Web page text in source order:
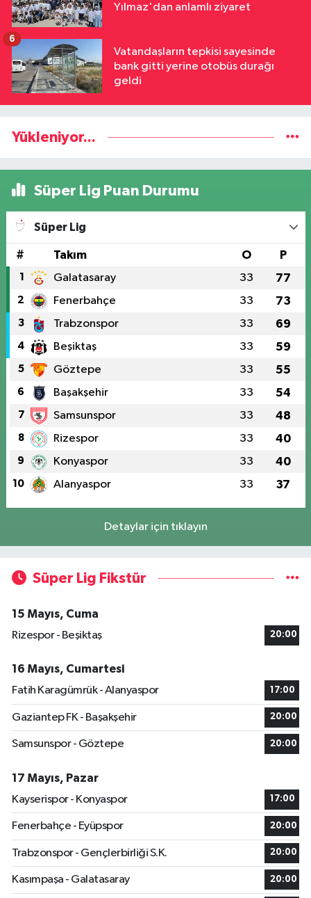
Yılmaz'dan anlamlı ziyaret
Vatandaşların tepkisi sayesinde
bank gitti yerine otobüs durağı
geldi
6
Yükleniyor...
Süper Lig Puan Durumu
Süper Lig
# Takım O P
1 Galatasaray 33 77
2 Fenerbahçe 33 73
3 Trabzonspor 33 69
4 Beşiktaş 33 59
5 Göztepe 33 55
6 Başakşehir 33 54
7 Samsunspor 33 48
8 Rizespor 33 40
9 Konyaspor 33 40
10 Alanyaspor 33 37
Detaylar için tıklayın
Süper Lig Fikstür
15 Mayıs, Cuma
Rizespor - Beşiktaş
20:00
16 Mayıs, Cumartesi
Fatih Karagümrük - Alanyaspor
17:00
Gaziantep FK - Başakşehir 20:00
Samsunspor - Göztepe 20:00
17 Mayıs, Pazar
Kayserispor - Konyaspor
17:00
Fenerbahçe - Eyüpspor 20:00
Trabzonspor - Gençlerbirliği S.K. 20:00
Kasımpaşa - Galatasaray 20:00